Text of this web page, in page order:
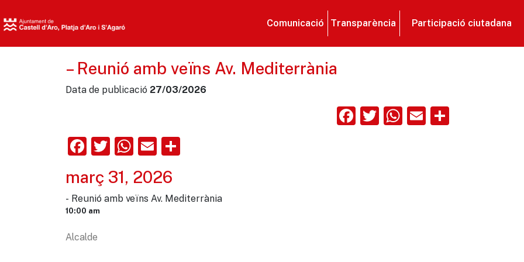
Comunicació Transparència Participació ciutadana
– Reunió amb veïns Av. Mediterrània
Data de publicació 27/03/2026
Facebook
Twitter
WhatsApp
Email
Facebook
Twitter
WhatsApp
Email
març 31, 2026
- Reunió amb veïns Av. Mediterrània
10:00 am
Alcalde